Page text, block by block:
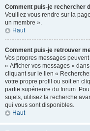
Comment puis-je rechercher
Veuillez vous rendre sur la
un membre ».
Haut
Comment puis-je retrouver
Vos propres messages
« Afficher vos messages »
cliquant sur le lien «
votre propre profil ou soit en
partie supérieure du forum.
sujets, utilisez la recherche
qui vous sont disponibles.
Haut